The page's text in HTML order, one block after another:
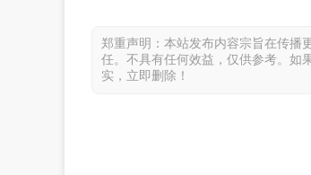
郑重声明：本站发布内容宗旨在传播
任。不具有任何效益，仅供参考。如
实，立即删除！